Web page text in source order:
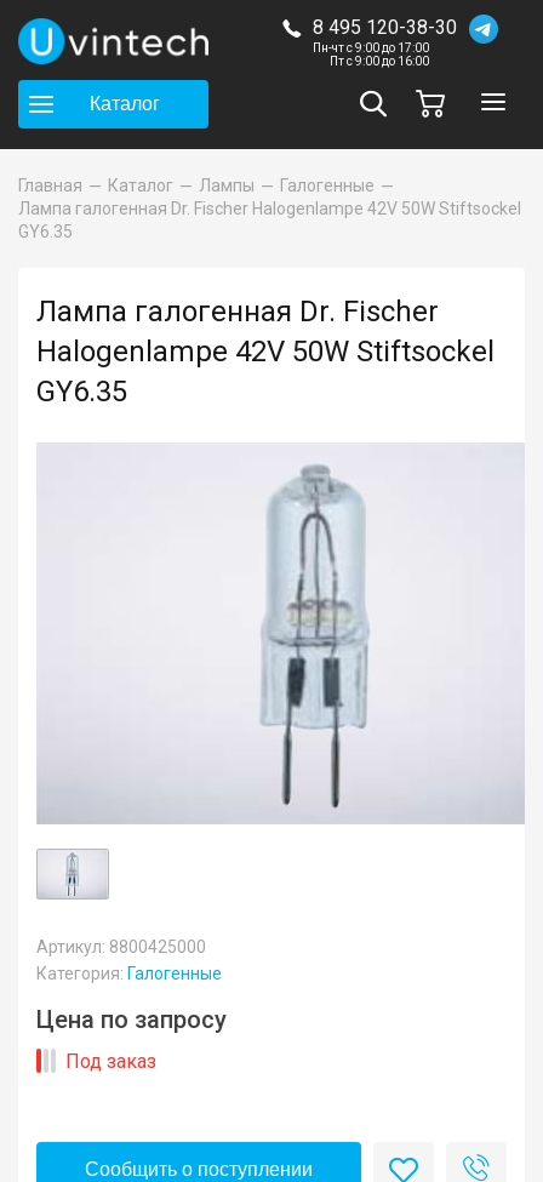
8 495 120-38-30
Пн-чт с 9:00 до 17:00
Пт с 9:00 до 16:00
Каталог
Главная Каталог Лампы
Галогенные
Лампа галогенная Dr. Fischer Halogenlampe 42V 50W Stiftsockel
GY6.35
Лампа галогенная Dr. Fischer
Halogenlampe 42V 50W Stiftsockel
GY6.35
Артикул: 8800425000
Категория: Галогенные
Цена по запросу
Под заказ
Сообщить о поступлении